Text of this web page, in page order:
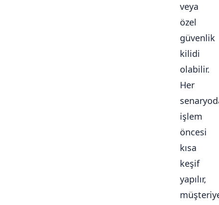
veya
özel
güvenlik
kilidi
olabilir.
Her
işlem
öncesi
kısa
keşif
yapılır,